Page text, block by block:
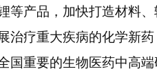
等产品，加快打造材料
治疗重大疾病的化学新
国重要的生物医药中高